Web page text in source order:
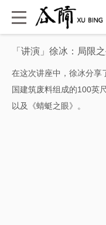
「讲演」徐冰：局限
在这次讲座中，徐冰分享
国建筑废料组成的100英
以及《蜻蜓之眼》。